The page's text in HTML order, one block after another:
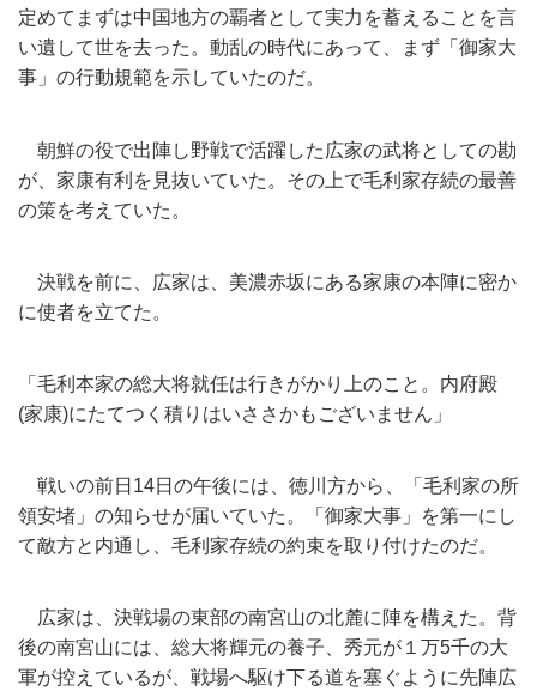
定めてまずは中国地方の覇者として実力を蓄えるこ とを言
い遺して世を去った。動乱の時代にあって、まず「 御家大
事」の行動規範を示していたのだ。
朝鮮の役で出陣し野戦で活躍した広家の武将としての勘
が、 家康有利を見抜いていた。 その上で毛利家存続の最善
の策を考えていた。
決戦を前に、広家は、 美濃赤坂にある家康の本陣に密か
に使者を立てた。
「毛利本家の総大将就任は行きがかり上のこと。内府殿
(家康)にたてつく積りはいささかもございません」
戦いの前日14日の午後には、徳川方から、「毛利家の所
領安堵」 の知らせが届いていた。「御家大事」を第一にし
て敵方と内通し、 毛利家存続の約束を取り付けたのだ。
広家は、決戦場の東部の南宮山の北麓に陣を構えた。背
後の南宮山には、 総大将輝元の養子、秀元が１万5千の大
軍が控えているが、 戦場へ駆け下る道を塞ぐように先陣広